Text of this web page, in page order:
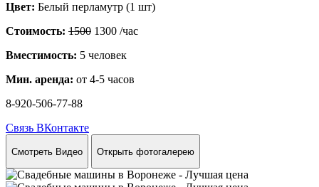
Цвет: Белый перламутр (1 шт)
Стоимость: 1500 1300 /час
Вместимость: 5 человек
Мин. аренда: от 4-5 часов
8-920-506-77-88
Связь ВКонтакте
Смотреть Видео Открыть фотогалерею